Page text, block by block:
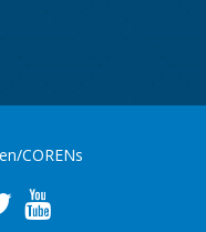
CORENs